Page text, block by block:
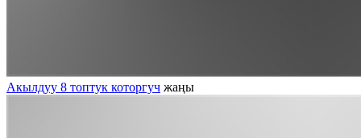
Акылдуу 8 топтук которгуч жаңы